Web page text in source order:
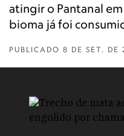
atingir o Pantanal
bioma já foi
PUBLICADO 8 DE SET. DE